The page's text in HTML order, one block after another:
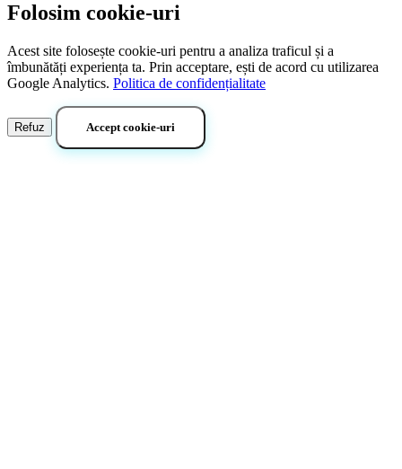
Folosim cookie-uri
Acest site folosește cookie-uri pentru a analiza traficul și a
îmbunătăți experiența ta. Prin acceptare, ești de acord cu utilizarea
Google Analytics. Politica de confidențialitate
Refuz Accept cookie-uri